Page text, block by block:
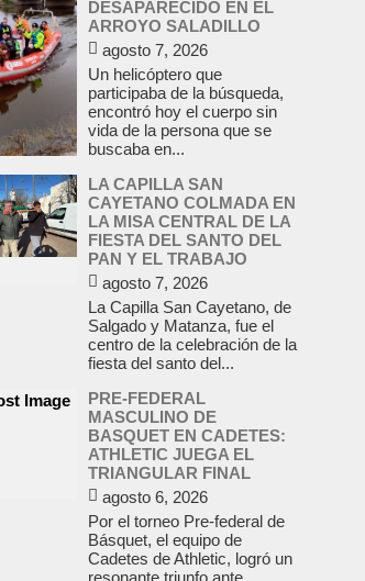
DESAPARECIDO EN EL
ARROYO SALADILLO
agosto 7, 2026
Un helicóptero que
participaba de la búsqueda,
encontró hoy el cuerpo sin
vida de la persona que se
buscaba en...
LA CAPILLA SAN
CAYETANO COLMADA EN
LA MISA CENTRAL DE LA
FIESTA DEL SANTO DEL
PAN Y EL TRABAJO
agosto 7, 2026
La Capilla San Cayetano, de
Salgado y Matanza, fue el
centro de la celebración de la
fiesta del santo del...
PRE-FEDERAL
MASCULINO DE
BASQUET EN CADETES:
ATHLETIC JUEGA EL
TRIANGULAR FINAL
agosto 6, 2026
Por el torneo Pre-federal de
Básquet, el equipo de
Cadetes de Athletic, logró un
resonante triunfo ante